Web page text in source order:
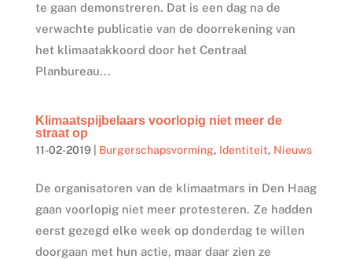
te gaan demonstreren. Dat is een dag na de
verwachte publicatie van de doorrekening van
het klimaatakkoord door het Centraal
Planbureau...
Klimaatspijbelaars voorlopig niet meer de
straat op
11-02-2019| Burgerschapsvorming, Identiteit, Nieuws
De organisatoren van de klimaatmars in Den Haag
gaan voorlopig niet meer protesteren. Ze hadden
eerst gezegd elke week op donderdag te willen
doorgaan met hun actie, maar daar zien ze